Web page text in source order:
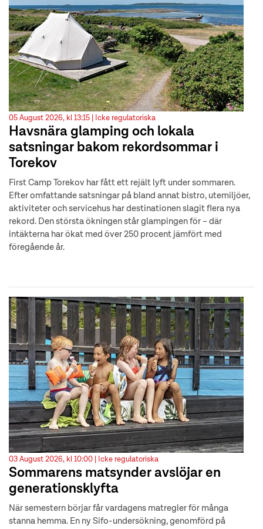
05 August 2026, kl 13:15 | Icke regulatoriska
Havsnära glamping och lokala
satsningar bakom rekordsommar i
Torekov
First Camp Torekov har fått ett rejält lyft under sommaren.
Efter omfattande satsningar på bland annat bistro, utemiljöer,
aktiviteter och servicehus har destinationen slagit flera nya
rekord. Den största ökningen står glampingen för – där
intäkterna har ökat med över 250 procent jämfört med
föregående år.
03 August 2026, kl 10:00 | Icke regulatoriska
Sommarens matsynder avslöjar en
generationsklyfta
När semestern börjar får vardagens matregler för många
stanna hemma. En ny Sifo-undersökning, genomförd på